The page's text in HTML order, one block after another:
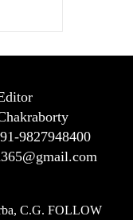
9827948400
C.G. FOLLOW